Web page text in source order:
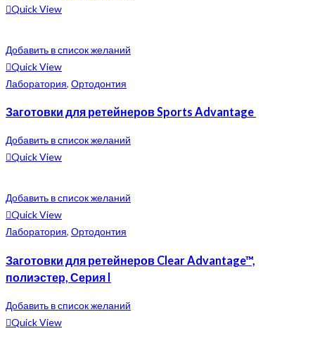
Quick View
Добавить в список желаний
Quick View
Лаборатория, Ортодонтия
Заготовки для ретейнеров Sports Advantage
Добавить в список желаний
Quick View
Добавить в список желаний
Quick View
Лаборатория, Ортодонтия
Заготовки для ретейнеров Clear Advantage™,
полиэстер, Серия I
Добавить в список желаний
Quick View